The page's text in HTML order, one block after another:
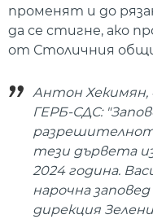
променят и до
да се стигне, ако
от Столичния
Антон
ГЕРБ-СДС:
тези дървета
2024 година.
нарочна
дирекция